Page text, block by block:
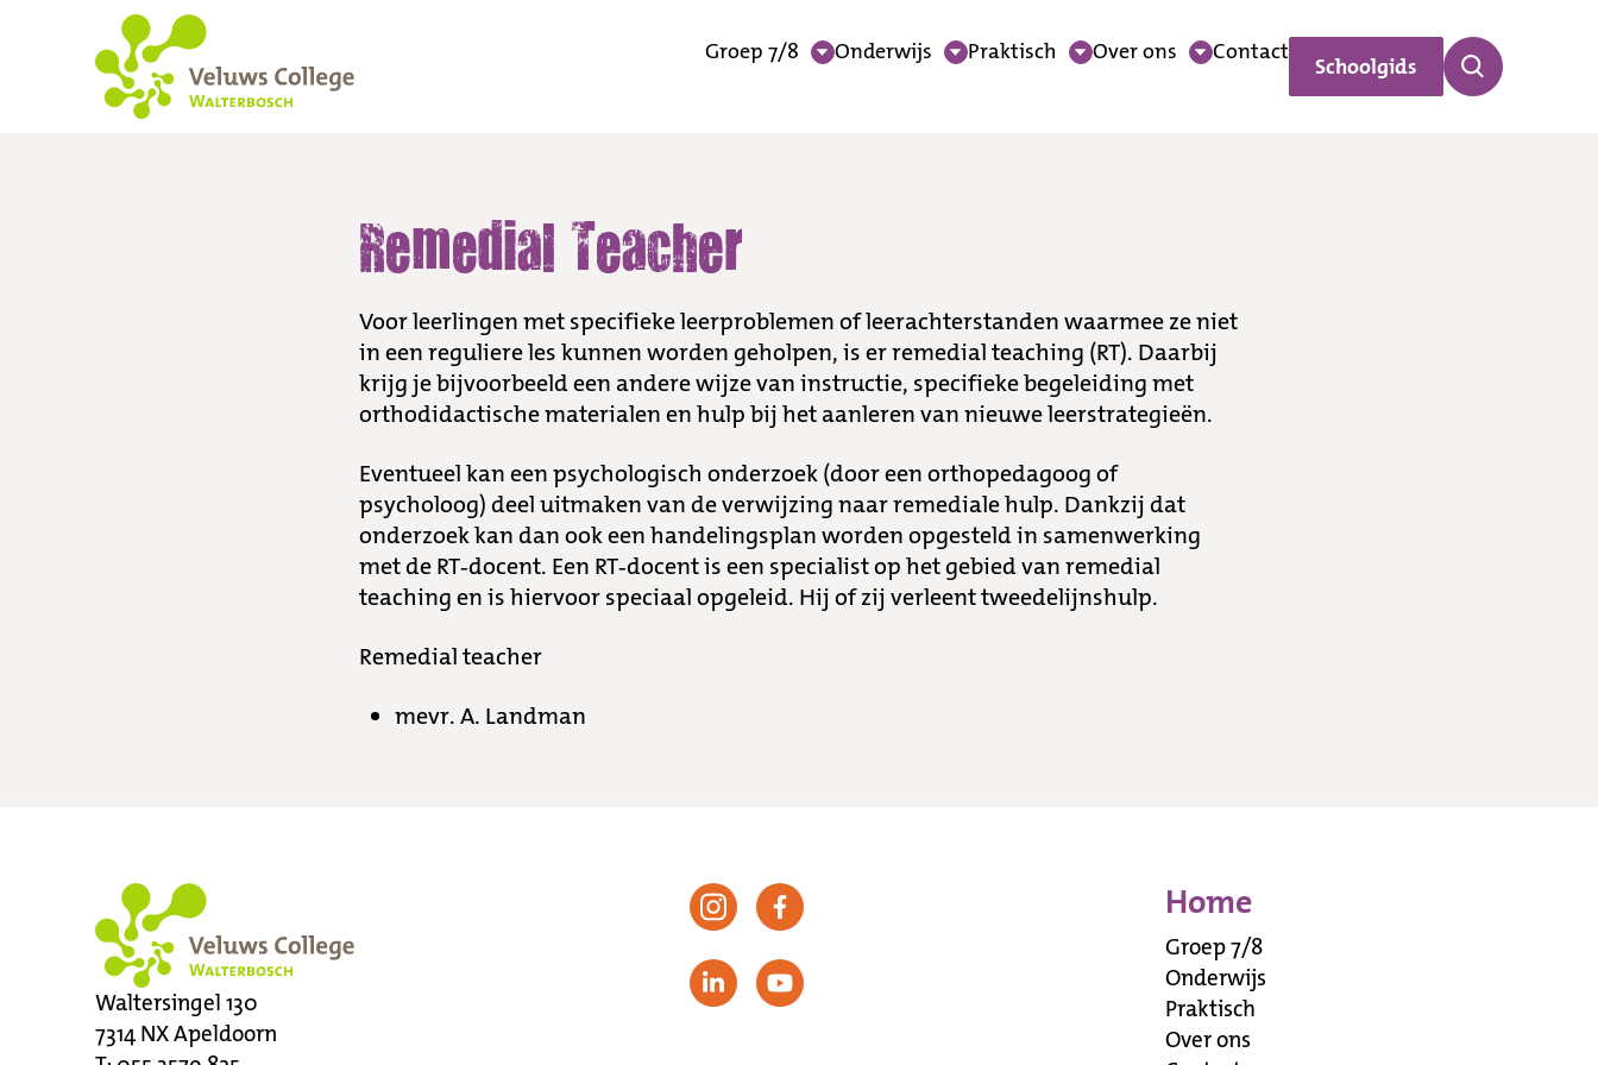
Groep 7/8 Onderwijs Praktisch Over ons Contact
Schoolgids
Remedial TeacherRemedial Teacher
Voor leerlingen met specifieke leerproblemen of leerachterstanden waarmee ze niet
in een reguliere les kunnen worden geholpen, is er remedial teaching (RT). Daarbij
krijg je bijvoorbeeld een andere wijze van instructie, specifieke begeleiding met
orthodidactische materialen en hulp bij het aanleren van nieuwe leerstrategieën.
Eventueel kan een psychologisch onderzoek (door een orthopedagoog of
psycholoog) deel uitmaken van de verwijzing naar remediale hulp. Dankzij dat
onderzoek kan dan ook een handelingsplan worden opgesteld in samenwerking
met de RT-docent. Een RT-docent is een specialist op het gebied van remedial
teaching en is hiervoor speciaal opgeleid. Hij of zij verleent tweedelijnshulp.
Remedial teacher
mevr. A. Landman
Waltersingel 130
7314 NXApeldoorn
Home
Groep 7/8
Onderwijs
Praktisch
Over ons